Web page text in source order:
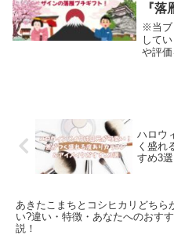
『落
※当ブ
して
や評
ハロウ
く盛れ
すめ3選
あきたこまちとコシヒカリどちら
い?違い・特徴・あなたへのおす
説！